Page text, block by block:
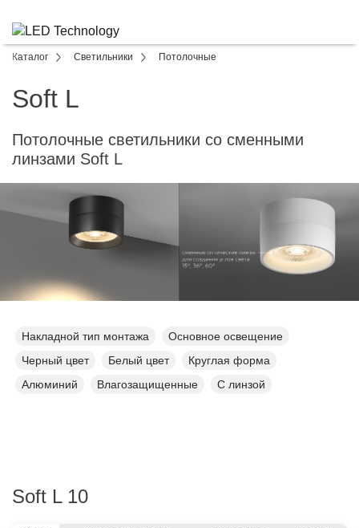
Каталог Светильники Потолочные
Soft L
Потолочные светильники со сменными
линзами Soft L
Накладной тип монтажа
Основное освещение
Черный цвет
Белый цвет
Круглая форма
Алюминий
Влагозащищенные С линзой
Soft L 10